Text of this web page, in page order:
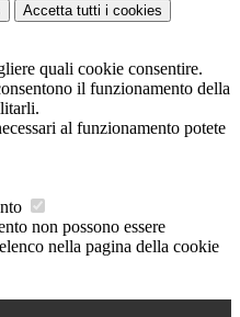
Accetta tutti i cookies
quali cookie consentire.
il funzionamento della
al funzionamento potete
non possono essere
nella pagina della cookie